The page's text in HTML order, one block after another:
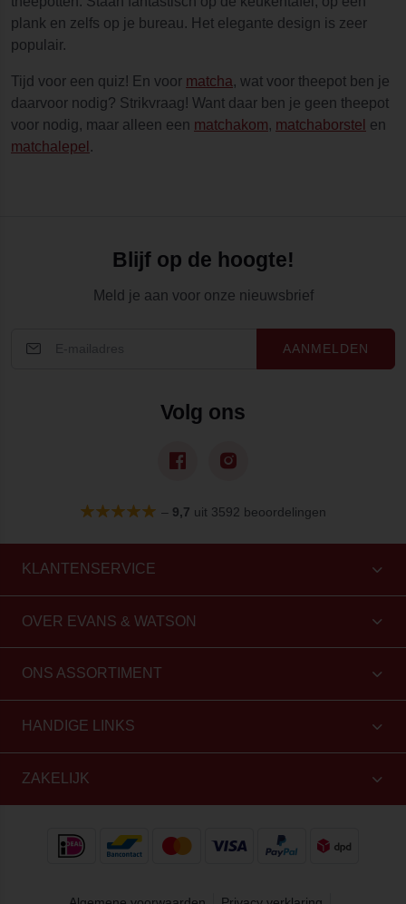
plank en zelfs op je bureau. Het elegante design is zeer
populair.
Tijd voor een quiz! En voor matcha, wat voor theepot ben je
daarvoor nodig? Strikvraag! Want daar ben je geen theepot
voor nodig, maar alleen een matchakom, matchaborstel en
matchalepel .
Blijf op de hoogte!
Meld je aan voor onze nieuwsbrief
AANMELDEN
Volg ons
– 9,7 uit 3592 beoordelingen
KLANTENSERVICE
OVER EVANS & WATSON
ONS ASSORTIMENT
HANDIGE LINKS
ZAKELIJK